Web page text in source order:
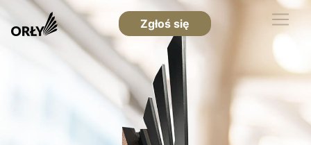
Zgłoś się